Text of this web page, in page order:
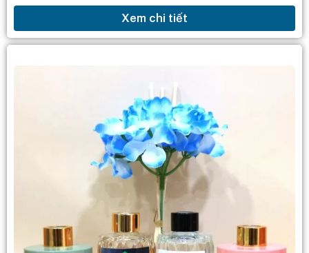
trình...
Xem chi tiết